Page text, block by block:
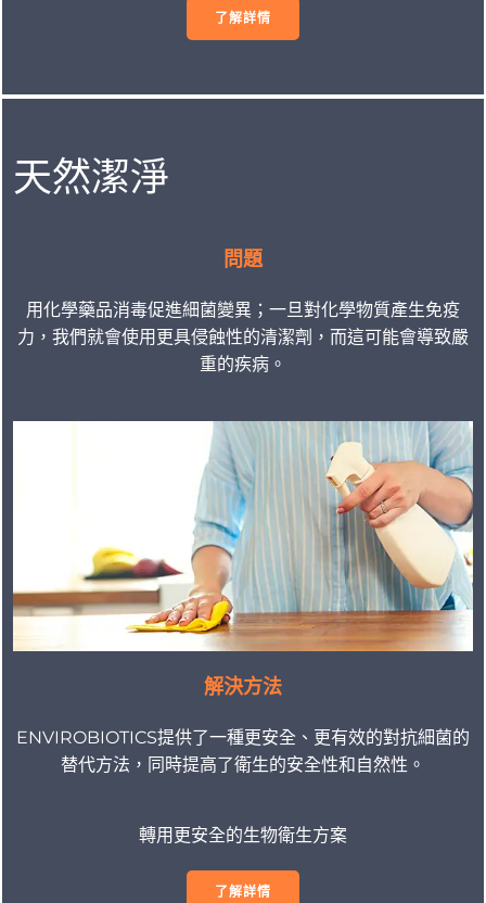
了解詳情
天然潔淨
問題
用化學藥品消毒促進細菌變異；一旦對化學物質產生免疫
力，我們就會使用更具侵蝕性的清潔劑，而這可能會導致嚴
重的疾病。
解決方法
ENVIROBIOTICS提供了一種更安全、更有效的對抗細菌的
替代方法，同時提高了衛生的安全性和自然性。
轉用更安全的生物衛生方案
了解詳情